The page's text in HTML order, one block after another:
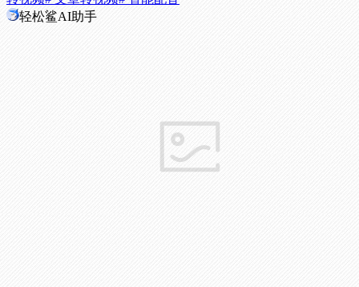
轻松鲨AI助手